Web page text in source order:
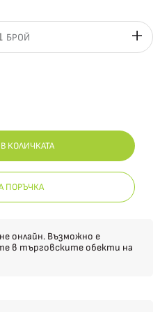
БРОЙ
КОЛИЧКАТА
ПОРЪЧКА
онлайн. Възможно е
в търговските обекти на